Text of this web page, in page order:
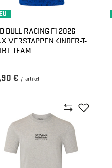
BULL RACING F1 2026
VERSTAPPEN KINDER-T-
TEAM
€ / artikel